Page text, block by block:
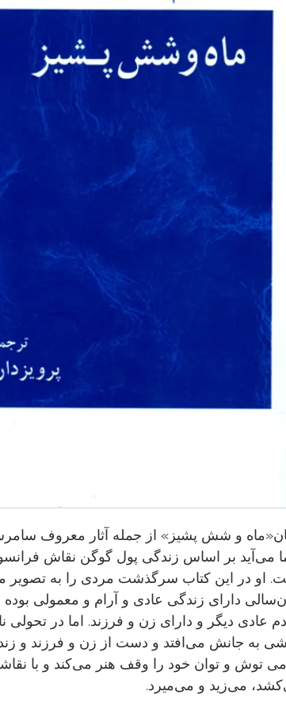
و شش پشیز» از جمله آثار معروف
می‌آید بر اساس زندگی پول گوگن نقاش
او در این کتاب سرگذشت مردی را به تصویر
دارای زندگی عادی و آرام و معمولی
عادی دیگر و دارای زن و فرزند. اما در تحولی
به جانش می‌افتد و دست از زن و فرزند و
توش و توان خود را وقف هنر می‌کند و با
می‌زید و می‌میرد.